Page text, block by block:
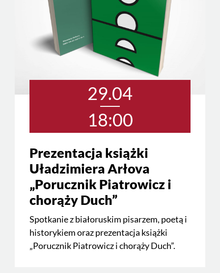
29.04
18:00
Prezentacja książki
Uładzimiera Arłova
„Porucznik Piatrowicz i
chorąży Duch”
Spotkanie z białoruskim pisarzem, poetą i
historykiem oraz prezentacja książki
„Porucznik Piatrowicz i chorąży Duch”.